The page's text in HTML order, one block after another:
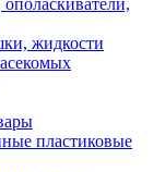
жидкости
пластиковые